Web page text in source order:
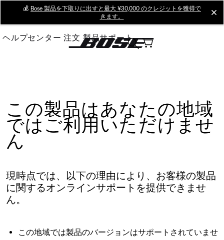
Main
💰 Bose 製品を下取りに出すと最大 ¥30,000 のクレジットを獲得で
きます。
ヘルプセンター 注文 製品サポート
この製品はあなたの地域
ではご利用いただけませ
ん
現時点では、以下の理由により、お客様の製品
に関するオンラインサポートを提供できませ
ん。
この地域では製品のバージョンはサポートされていませ